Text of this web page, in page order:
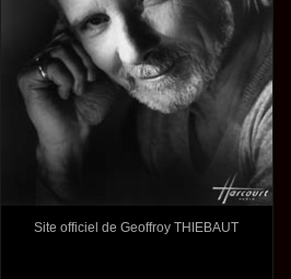
Site officiel de Geoffroy THIEBAUT